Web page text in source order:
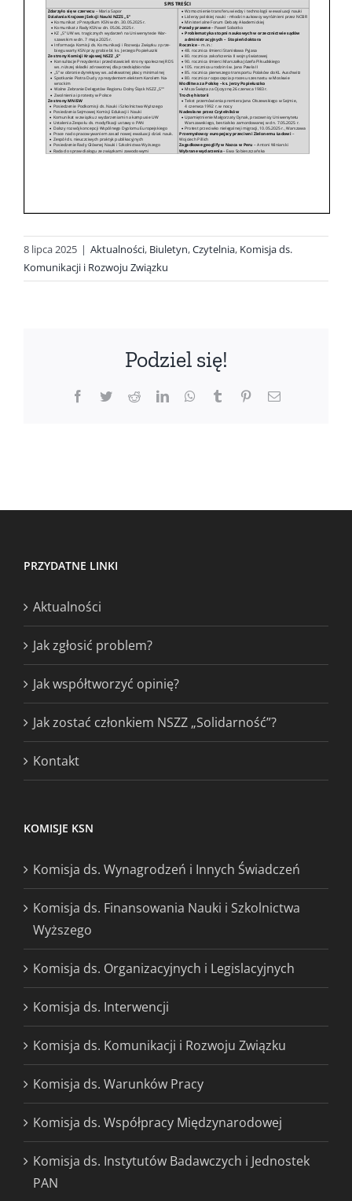
8 lipca 2025 | Aktualności, Biuletyn,Czytelnia, Komisja ds.
Komunikacji i Rozwoju Związku
Podziel się!
Facebook
TwitterRedditLinkedInWhatsApp
Tumblr PinterestEmail
PRZYDATNE LINKI
Aktualności
Jak zgłosić problem?
Jak współtworzyć opinię?
Jak zostać członkiem NSZZ „Solidarność”?
Kontakt
KOMISJE KSN
Komisja ds. Wynagrodzeń i Innych Świadczeń
Komisja ds. Finansowania Nauki i Szkolnictwa
Wyższego
Komisja ds. Organizacyjnych i Legislacyjnych
Komisja ds. Interwencji
Komisja ds. Komunikacji i Rozwoju Związku
Komisja ds. Warunków Pracy
Komisja ds. Współpracy Międzynarodowej
Komisja ds. Instytutów Badawczych i Jednostek
PAN